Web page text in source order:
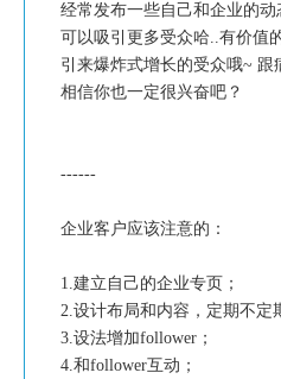
经常发布一些自己和企业的
可以吸引更多受众哈..有价值
引来爆炸式增长的受众哦~ 跟
相信你也一定很兴奋吧？
------
企业客户应该注意的：
1.建立自己的企业专页；
2.设计布局和内容，定期不定
3.设法增加follower；
4.和follower互动；